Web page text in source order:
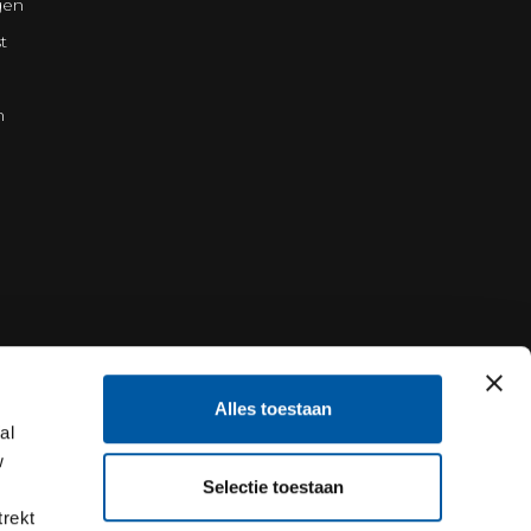
Alles toestaan
Selectie toestaan